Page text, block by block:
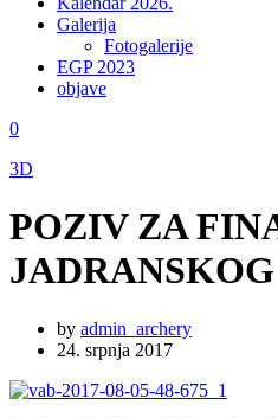
Galerija
Fotogalerije
EGP 2023
objave
0
3D
POZIV ZA
by admin_archery
24. srpnja 2017